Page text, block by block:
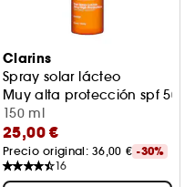
Clarins
Spray solar lácteo
Muy alta protección spf 50+
150 ml
25,00 €
Precio original: 36,00 € -30%
16